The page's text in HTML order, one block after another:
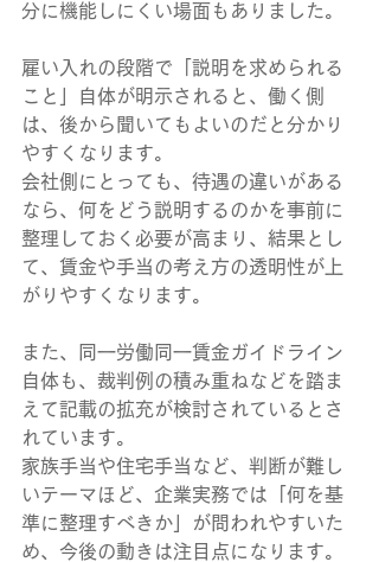
分に機能しにくい場面もありました。
雇い入れの段階で「説明を求められる
こと」自体が明示されると、働く側
は、後から聞いてもよいのだと分かり
やすくなります。
会社側にとっても、待遇の違いがある
なら、何をどう説明するのかを事前に
整理しておく必要が高まり、結果とし
て、賃金や手当の考え方の透明性が上
がりやすくなります。
また、同一労働同一賃金ガイドライン
自体も、裁判例の積み重ねなどを踏ま
えて記載の拡充が検討されているとさ
れています。
家族手当や住宅手当など、判断が難し
いテーマほど、企業実務では「何を基
準に整理すべきか」が問われやすいた
め、今後の動きは注目点になります。